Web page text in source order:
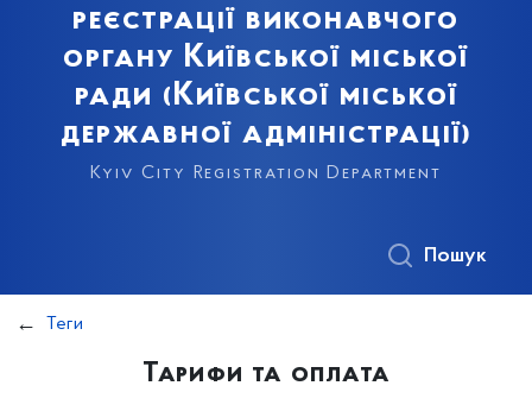
реєстрації виконавчого
органу Київської міської
ради (Київської міської
державної адміністрації)
Kyiv City Registration Department
Пошук
Теги
Тарифи та оплата